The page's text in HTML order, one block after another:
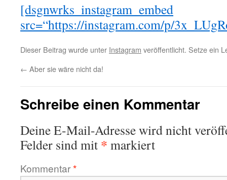
[dsgnwrks_instagram_embed
src=“https://instagram.com/p/
Dieser Beitrag wurde unter Instagram veröffentlicht. Setze ein
← Aber sie wäre nicht da!
Schreibe einen Kommentar
Deine E-Mail-Adresse wird nicht
Felder sind mit * markiert
Kommentar*